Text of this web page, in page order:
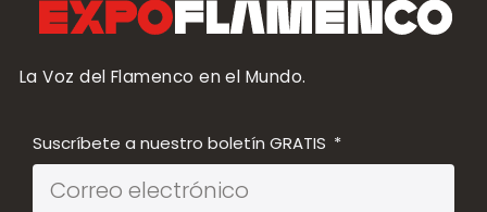
La Voz del Flamenco en el Mundo.
Suscríbete a nuestro boletín GRATIS